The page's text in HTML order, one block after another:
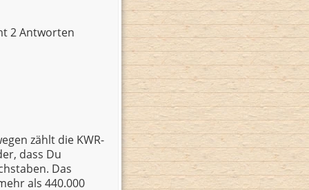
2 Antworten
zählt die KWR-
dass Du
Das
als 440.000